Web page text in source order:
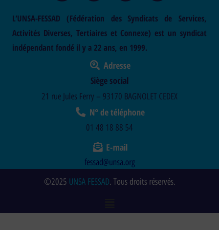
L’UNSA-FESSAD (Fédération des Syndicats de Services,
Activités Diverses, Tertiaires et Connexe) est un syndicat
indépendant fondé il y a 22 ans, en 1999.
Adresse
Siège social
21 rue Jules Ferry – 93170 BAGNOLET CEDEX
N° de téléphone
01 48 18 88 54
E-mail
fessad@unsa.org
©2025 UNSA FESSAD. Tous droits réservés.